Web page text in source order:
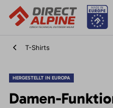
T-Shirts
HERGESTELLT IN EUROPA
Damen-